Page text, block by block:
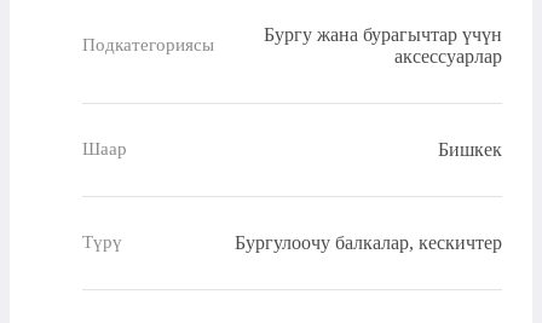
Подкатегориясы
Бургу жана бурагычтар үчүн
аксессуарлар
Шаар Бишкек
Түрү Бургулоочу балкалар, кескичтер